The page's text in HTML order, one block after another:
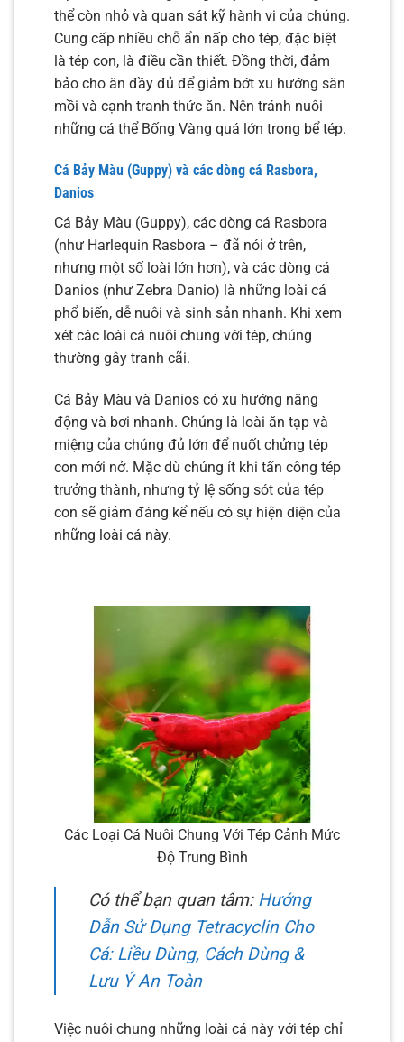
thể còn nhỏ và quan sát kỹ hành vi của chúng.
Cung cấp nhiều chỗ ẩn nấp cho tép, đặc biệt
là tép con, là điều cần thiết. Đồng thời, đảm
bảo cho ăn đầy đủ để giảm bớt xu hướng săn
mồi và cạnh tranh thức ăn. Nên tránh nuôi
những cá thể Bống Vàng quá lớn trong bể tép.
Cá Bảy Màu (Guppy) và các dòng cá Rasbora,
Danios
Cá Bảy Màu (Guppy), các dòng cá Rasbora
(như Harlequin Rasbora – đã nói ở trên,
nhưng một số loài lớn hơn), và các dòng cá
Danios (như Zebra Danio) là những loài cá
phổ biến, dễ nuôi và sinh sản nhanh. Khi xem
xét các loài cá nuôi chung với tép, chúng
thường gây tranh cãi.
Cá Bảy Màu và Danios có xu hướng năng
động và bơi nhanh. Chúng là loài ăn tạp và
miệng của chúng đủ lớn để nuốt chửng tép
con mới nở. Mặc dù chúng ít khi tấn công tép
trưởng thành, nhưng tỷ lệ sống sót của tép
con sẽ giảm đáng kể nếu có sự hiện diện của
những loài cá này.
Các Loại Cá Nuôi Chung Với Tép Cảnh Mức
Độ Trung Bình
Có thể bạn quan tâm: Hướng
Dẫn Sử Dụng Tetracyclin Cho
Cá: Liều Dùng, Cách Dùng &
Lưu Ý An Toàn
Việc nuôi chung những loài cá này với tép chỉ